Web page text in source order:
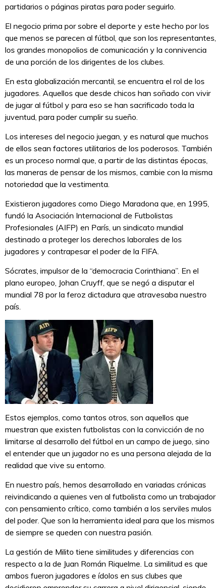
partidarios o páginas piratas para poder seguirlo.
El negocio prima por sobre el deporte y este hecho por los
que menos se parecen al fútbol, que son los representantes,
los grandes monopolios de comunicación y la connivencia
de una porción de los dirigentes de los clubes.
En esta globalización mercantil, se encuentra el rol de los
jugadores. Aquellos que desde chicos han soñado con vivir
de jugar al fútbol y para eso se han sacrificado toda la
juventud, para poder cumplir su sueño.
Los intereses del negocio juegan, y es natural que muchos
de ellos sean factores utilitarios de los poderosos. También
es un proceso normal que, a partir de las distintas épocas,
las maneras de pensar de los mismos, cambie con la misma
notoriedad que la vestimenta.
Existieron jugadores como Diego Maradona que, en 1995,
fundó la Asociación Internacional de Futbolistas
Profesionales (AIFP) en París, un sindicato mundial
destinado a proteger los derechos laborales de los
jugadores y contrapesar el poder de la FIFA.
Sócrates, impulsor de la “democracia Corinthiana”. En el
plano europeo, Johan Cruyff, que se negó a disputar el
mundial 78 por la feroz dictadura que atravesaba nuestro
país.
Estos ejemplos, como tantos otros, son aquellos que
muestran que existen futbolistas con la convicción de no
limitarse al desarrollo del fútbol en un campo de juego, sino
el entender que un jugador no es una persona alejada de la
realidad que vive su entorno.
En nuestro país, hemos desarrollado en variadas crónicas
reivindicando a quienes ven al futbolista como un trabajador
con pensamiento crítico, como también a los serviles mulos
del poder. Que son la herramienta ideal para que los mismos
de siempre se queden con nuestra pasión.
La gestión de Milito tiene similitudes y diferencias con
respecto a la de Juan Román Riquelme. La similitud es que
ambos fueron jugadores e ídolos en sus clubes que